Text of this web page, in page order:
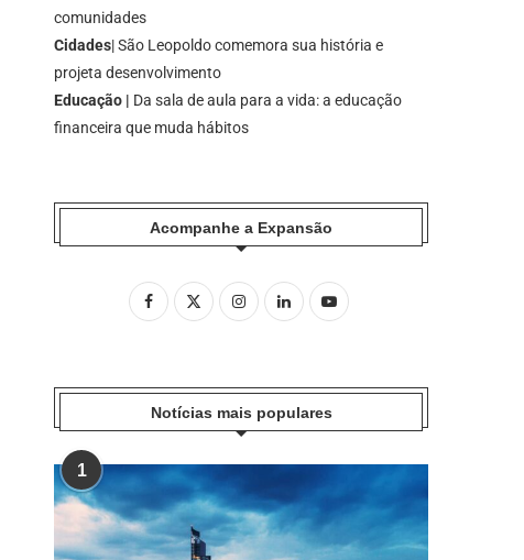
comunidades
Cidades| São Leopoldo comemora sua história e
projeta desenvolvimento
Educação | Da sala de aula para a vida: a educação
financeira que muda hábitos
Acompanhe a Expansão
Notícias mais populares
1